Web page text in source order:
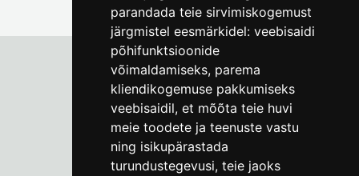
parandada teie sirvimiskogemust
järgmistel eesmärkidel: veebisaidi
põhifunktsioonide
võimaldamiseks, parema
kliendikogemuse pakkumiseks
veebisaidil, et mõõta teie huvi
meie toodete ja teenuste vastu
ning isikupärastada
turundustegevusi, teie jaoks
Tallinna Linnamuuseum
Vene 17
E-R kell 9-17(+372) 610 4178